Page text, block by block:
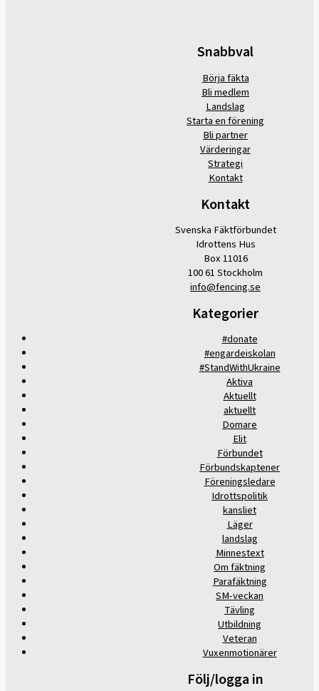
Snabbval
Börja fäkta
Bli medlem
Landslag
Starta en förening
Bli partner
Värderingar
Strategi
Kontakt
Kontakt
Svenska Fäktförbundet
Idrottens Hus
Box 11016
100 61 Stockholm
info@fencing.se
Kategorier
#donate
#engardeiskolan
#StandWithUkraine
Aktiva
Aktuellt
aktuellt
Domare
Elit
Förbundet
Förbundskaptener
Föreningsledare
Idrottspolitik
kansliet
Läger
landslag
Minnestext
Om fäktning
Parafäktning
SM-veckan
Tävling
Utbildning
Veteran
Vuxenmotionärer
Följ/logga in